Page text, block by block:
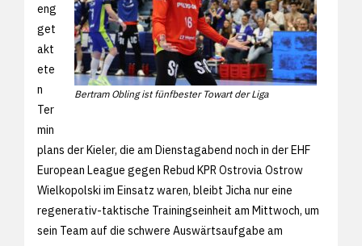
Bertram Obling ist fünfbester Towart der Liga
eng
get
akt
ete
n
Ter
min
plans der Kieler, die am Dienstagabend noch in der EHF
European League gegen Rebud KPR Ostrovia Ostrow
Wielkopolski im Einsatz waren, bleibt Jicha nur eine
regenerativ-taktische Trainingseinheit am Mittwoch, um
sein Team auf die schwere Auswärtsaufgabe am